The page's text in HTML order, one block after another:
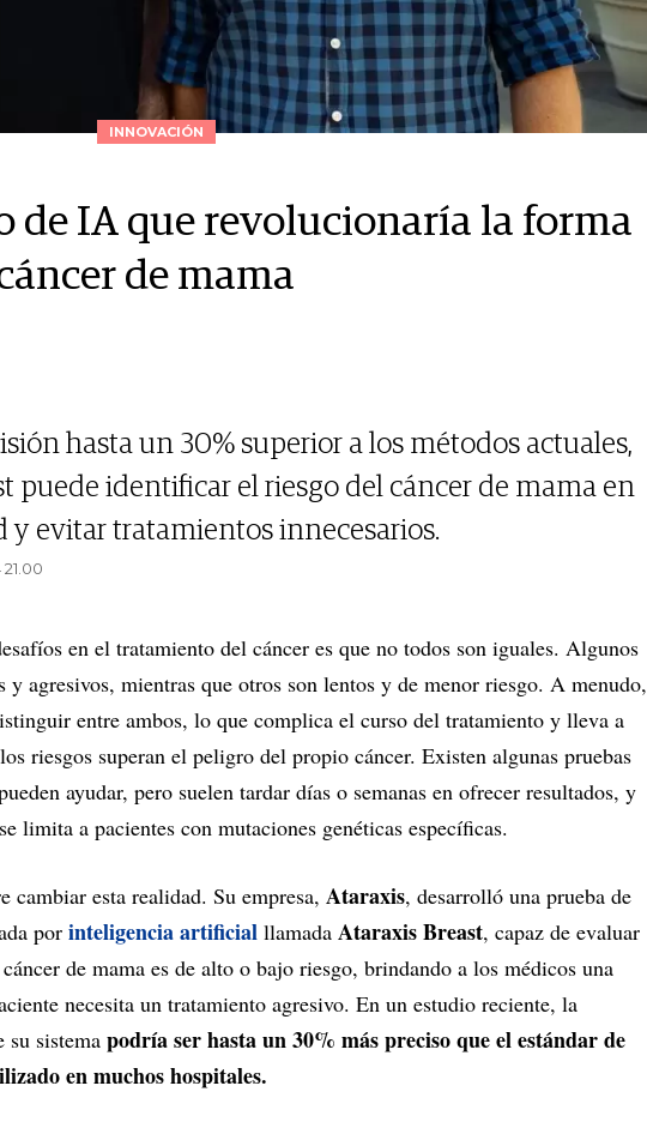
INNOVACIÓN
de IA que revolucionaría la forma
de mama
hasta un 30% superior a los métodos actuales,
puede identificar el riesgo del cáncer de mama en
y evitar tratamientos innecesarios.
en el tratamiento del cáncer es que no todos son iguales. Algunos
y agresivos, mientras que otros son lentos y de menor riesgo. A menudo,
entre ambos, lo que complica el curso del tratamiento y lleva a
riesgos superan el peligro del propio cáncer. Existen algunas pruebas
ayudar, pero suelen tardar días o semanas en ofrecer resultados, y
limita a pacientes con mutaciones genéticas específicas.
cambiar esta realidad. Su empresa, Ataraxis, desarrolló una prueba de
por inteligencia artificial llamada Ataraxis Breast, capaz de evaluar
de mama es de alto o bajo riesgo, brindando a los médicos una
necesita un tratamiento agresivo. En un estudio reciente, la
su sistema podría ser hasta un 30% más preciso que el estándar de
en muchos hospitales.